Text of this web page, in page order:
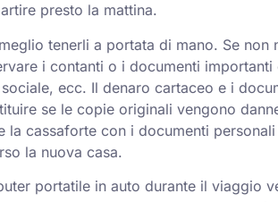
presto la mattina.
tenerli a portata di mano. Se non
i contanti o i documenti importanti
ecc. Il denaro cartaceo e i
se le copie originali vengono
la cassaforte con i documenti
la nuova casa.
portatile in auto durante il viaggio